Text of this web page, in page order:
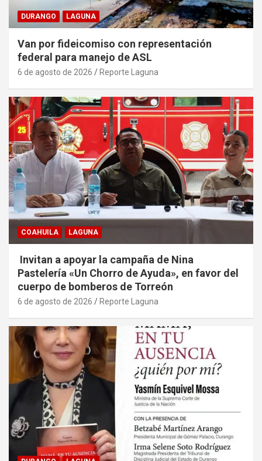
DURANGO LAGUNA
Van por fideicomiso con representación
federal para manejo de ASL
6 de agosto de 2026 Reporte Laguna
COAHUILA LAGUNA
Invitan a apoyar la campaña de Nina
Pastelería «Un Chorro de Ayuda», en favor del
cuerpo de bomberos de Torreón
6 de agosto de 2026 Reporte Laguna